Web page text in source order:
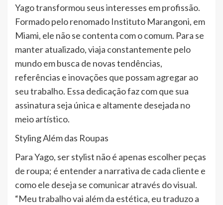
Yago transformou seus interesses em profissão.
Formado pelo renomado Instituto Marangoni, em
Miami, ele não se contenta com o comum. Para se
manter atualizado, viaja constantemente pelo
mundo em busca de novas tendências,
referências e inovações que possam agregar ao
seu trabalho. Essa dedicação faz com que sua
assinatura seja única e altamente desejada no
meio artístico.
Styling Além das Roupas
Para Yago, ser stylist não é apenas escolher peças
de roupa; é entender a narrativa de cada cliente e
como ele deseja se comunicar através do visual.
“Meu trabalho vai além da estética, eu traduzo a